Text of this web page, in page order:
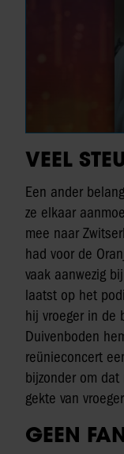
VEEL
Een ander
ze elkaar
mee naar
had voor de
vaak aanwezig
laatst op het
hij vroeger in de
Duivenboden
reünieconcert
bijzonder om
gekte van
GEEN